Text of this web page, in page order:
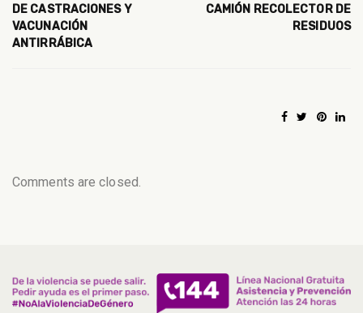
DE CASTRACIONES Y
VACUNACIÓN
ANTIRRÁBICA
CAMIÓN RECOLECTOR DE
RESIDUOS
Comments are closed.